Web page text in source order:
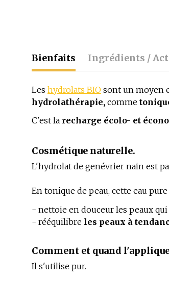
Bienfaits Ingrédients /
Les hydrolats BIO sont un moyen
hydrolathérapie, comme
C'est la recharge écolo- et
Cosmétique naturelle.
L'hydrolat de genévrier nain est
En tonique de peau, cette eau
- nettoie en douceur les peaux
- rééquilibre les peaux à
Comment et quand
Il s'utilise pur.